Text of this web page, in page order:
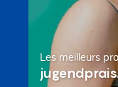
Les meilleurs